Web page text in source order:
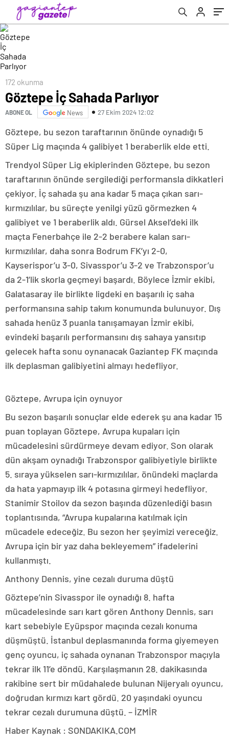
172 okunma
Göztepe İç Sahada Parlıyor
ABONE OL News 27 Ekim 2024 12:02
Göztepe, bu sezon taraftarının önünde oynadığı 5
Süper Lig maçında 4 galibiyet 1 beraberlik elde etti.
Trendyol Süper Lig ekiplerinden Göztepe, bu sezon
taraftarının önünde sergilediği performansla dikkatleri
çekiyor. İç sahada şu ana kadar 5 maça çıkan sarı-
kırmızılılar, bu süreçte yenilgi yüzü görmezken 4
galibiyet ve 1 beraberlik aldı. Gürsel Aksel’deki ilk
maçta Fenerbahçe ile 2-2 berabere kalan sarı-
kırmızılılar, daha sonra Bodrum FK’yı 2-0,
Kayserispor’u 3-0, Sivasspor’u 3-2 ve Trabzonspor’u
da 2-1’lik skorla geçmeyi başardı. Böylece İzmir ekibi,
Galatasaray ile birlikte ligdeki en başarılı iç saha
performansına sahip takım konumunda bulunuyor. Dış
sahada henüz 3 puanla tanışamayan İzmir ekibi,
evindeki başarılı performansını dış sahaya yansıtıp
gelecek hafta sonu oynanacak Gaziantep FK maçında
ilk deplasman galibiyetini almayı hedefliyor.
Göztepe, Avrupa için oynuyor
Bu sezon başarılı sonuçlar elde ederek şu ana kadar 15
puan toplayan Göztepe, Avrupa kupaları için
mücadelesini sürdürmeye devam ediyor. Son olarak
dün akşam oynadığı Trabzonspor galibiyetiyle birlikte
5. sıraya yükselen sarı-kırmızılılar, önündeki maçlarda
da hata yapmayıp ilk 4 potasına girmeyi hedefliyor.
Stanimir Stoilov da sezon başında düzenlediği basın
toplantısında, “Avrupa kupalarına katılmak için
mücadele edeceğiz. Bu sezon her şeyimizi vereceğiz.
Avrupa için bir yaz daha bekleyemem” ifadelerini
kullanmıştı.
Anthony Dennis, yine cezalı duruma düştü
Göztepe’nin Sivasspor ile oynadığı 8. hafta
mücadelesinde sarı kart gören Anthony Dennis, sarı
kart sebebiyle Eyüpspor maçında cezalı konuma
düşmüştü. İstanbul deplasmanında forma giyemeyen
genç oyuncu, iç sahada oynanan Trabzonspor maçıyla
tekrar ilk 11’e döndü. Karşılaşmanın 28. dakikasında
rakibine sert bir müdahalede bulunan Nijeryalı oyuncu,
doğrudan kırmızı kart gördü. 20 yaşındaki oyuncu
tekrar cezalı durumuna düştü. – İZMİR
Haber Kaynak : SONDAKIKA.COM